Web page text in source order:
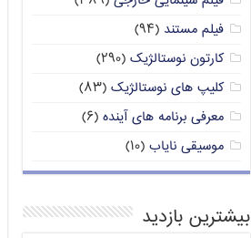
فیلم مستند (۹۴)
کارتون نوستالژیک (۲۹۰)
کلیپ های نوستالژیک (۸۳)
معرفی برنامه های آینده (۶)
موسیقی نایاب (۱۰)
بیشترین بازدید